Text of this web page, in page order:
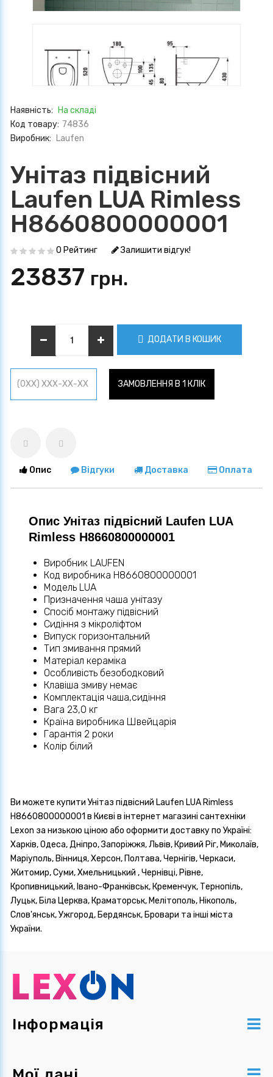
Наявність:
На складі
Код товару: 74836
Виробник:
Laufen
Унітаз підвісний
Laufen LUA Rimless
H8660800000001
0 Рейтинг Залишити відгук!
23837 грн.
ДОДАТИ В КОШИК
ЗАМОВЛЕННЯ В 1 КЛІК
Опис Відгуки Доставка Оплата
Опис Унітаз підвісний Laufen LUA
Rimless H8660800000001
Виробник LAUFEN
Код виробника H8660800000001
Модель LUA
Призначення чаша унітазу
Спосіб монтажу підвісний
Сидіння з мікроліфтом
Випуск горизонтальний
Тип змивання прямий
Матеріал кераміка
Особливість безободковий
Клавіша змиву немає
Комплектація чаша,сидіння
Вага 23,0 кг
Країна виробника Швейцарія
Гарантія 2 роки
Колір білий
Ви можете купити Унітаз підвісний Laufen LUA Rimless
H8660800000001 в Києві в інтернет магазині сантехніки
Lexon за низькою ціною або оформити доставку по Україні:
Харків, Одеса, Дніпро, Запоріжжя, Львів, Кривий Ріг, Миколаїв,
Маріуполь, Вінниця, Херсон, Полтава, Чернігів, Черкаси,
Житомир, Суми, Хмельницький , Чернівці, Рівне,
Кропивницький, Івано-Франківськ, Кременчук, Тернопіль,
Луцьк, Біла Церква, Краматорськ, Мелітополь, Нікополь,
Слов'янськ, Ужгород, Бердянськ, Бровари та інші міста
України.
Інформація